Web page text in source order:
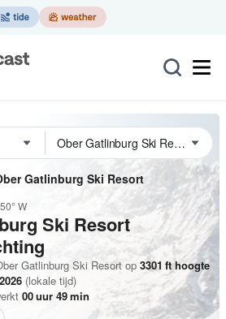
Gatlinburg Ski Resort
W
Ski Resort
Gatlinburg Ski Resort op 3301 fthoogte
(lokale tijd)
00uur 49min